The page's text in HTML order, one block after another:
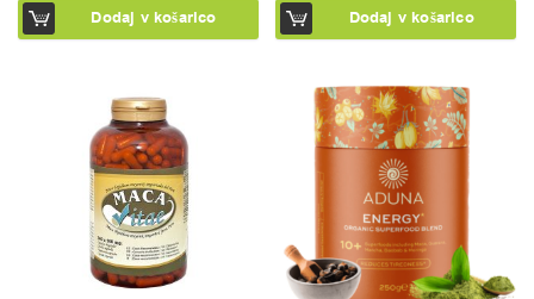
Dodaj v košarico Dodaj v košarico
Ta izdelek ima več različic. Možnosti lahko izberete